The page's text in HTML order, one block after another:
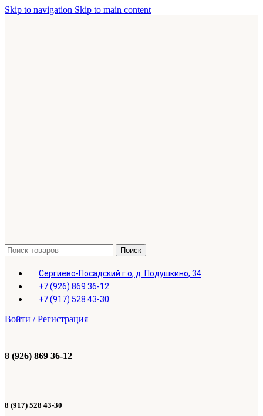
Skip to navigation Skip to main content
Поиск
Сергиево-Посадский г.о, д. Подушкино, 34
+7 (926) 869 36-12
+7 (917) 528 43-30
Войти / Регистрация
8 (926) 869 36-12
8 (917) 528 43-30